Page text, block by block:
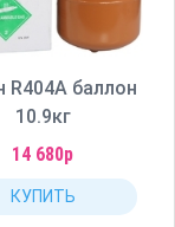
R404A баллон
10.9кг
14 680р
КУПИТЬ